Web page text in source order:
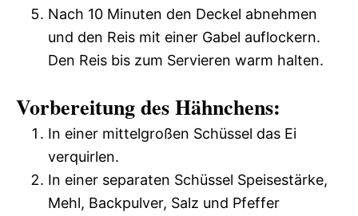
Nach 10 Minuten den Deckel abnehmen
und den Reis mit einer Gabel auflockern.
Den Reis bis zum Servieren warm halten.
Vorbereitung des Hähnchens:
In einer mittelgroßen Schüssel das Ei
verquirlen.
In einer separaten Schüssel Speisestärke,
Mehl, Backpulver, Salz und Pfeffer